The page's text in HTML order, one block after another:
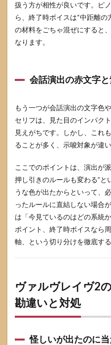
扱う方が相性が良いです。ピ
ら、終了時ボイスは“中距離
の材料をごちゃ混ぜにすると
なります。
会話演出の赤文字
もう一つが会話演出の文字色
セリフは、見た目のインパク
見えがちです。しかし、これ
ることが多く、示唆対象が違い
ここでのポイントは、演出が
押し引きのルールも変わる”
うな色が出たからといって、
ったルールに直結しない場合
は「今見ているのはどの系統
ポイント、終了時ボイスなら
軸、という切り分けを徹底す
ヴァルヴレイヴ2
勘違いと対処
怪しいが出たのに